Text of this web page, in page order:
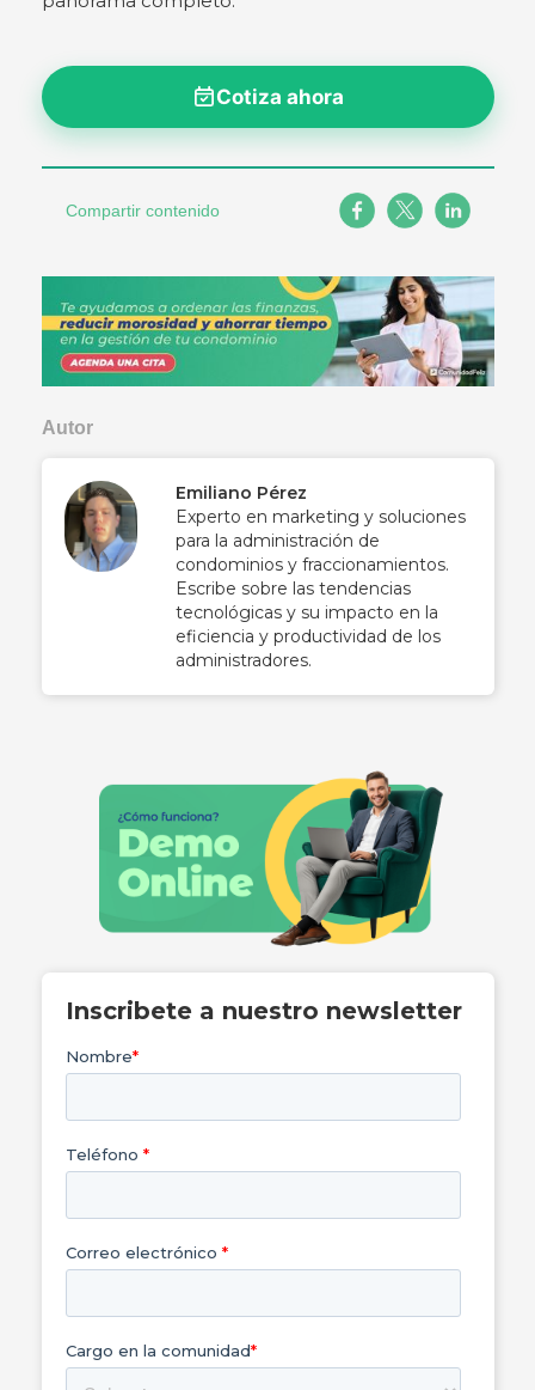
Cotiza ahora
Compartir contenido
Autor
Emiliano Pérez
Experto en marketing y soluciones
para la administración de
condominios y fraccionamientos.
Escribe sobre las tendencias
tecnológicas y su impacto en la
eficiencia y productividad de los
administradores.
Inscribete a nuestro newsletter